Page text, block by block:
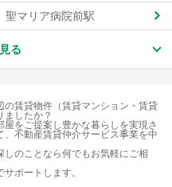
聖マリア病院前駅
る
賃貸物件（賃貸マンション・賃貸
ましたか？
をご提案し豊かな暮らしを実現さ
不動産賃貸仲介サービス事業を中
のことなら何でもお気軽にご相
ポートします。